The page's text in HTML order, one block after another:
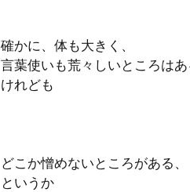
確かに、体も大きく、
言葉使いも荒々しいところは
けれども
どこか憎めないところがある、
というか